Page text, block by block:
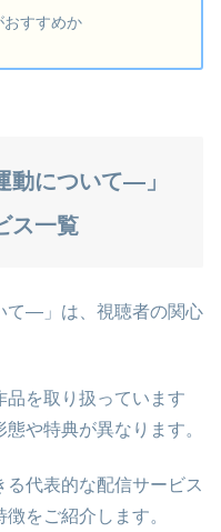
おすすめか
動について―」
ス一覧
て―」は、視聴者の関心
品を取り扱っています
や特典が異なります。
代表的な配信サービス
をご紹介します。